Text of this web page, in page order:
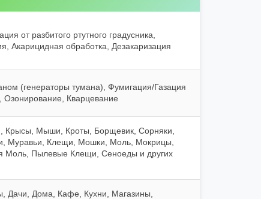
от разбитого ртутного градусника,
Акарицидная обработка, Дезакаризация
(генераторы тумана), Фумигация/Газация
Озонирование, Кварцевание
Крысы, Мыши, Кроты, Борщевик, Сорняки,
Муравьи, Клещи, Мошки, Моль, Мокрицы,
Пылевые Клещи, Сеноеды и других
Дачи, Дома, Кафе, Кухни, Магазины,